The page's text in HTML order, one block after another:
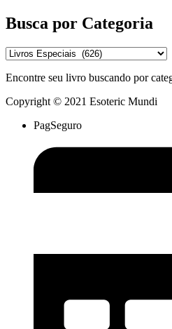
Busca por Categoria
Encontre seu livro buscando por
Copyright © 2021 Esoteric Mundi
PagSeguro